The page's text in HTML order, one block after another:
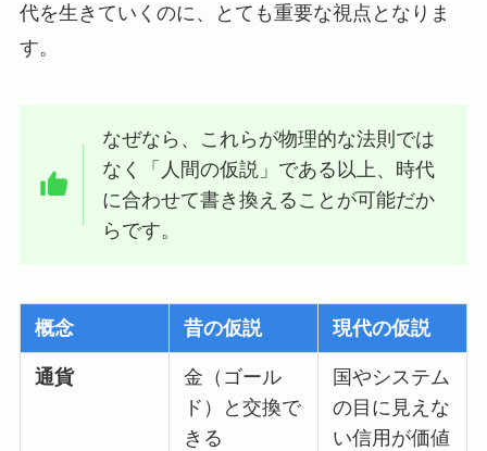
代を生きていくのに、とても重要な視点となりま
す。
なぜなら、これらが物理的な法則では
なく「人間の仮説」である以上、時代
に合わせて書き換えることが可能だか
らです。
概念 昔の仮説 現代の仮説
通貨
金（ゴール
ド）と交換で
きる
国やシステム
の目に見えな
い信用が価値